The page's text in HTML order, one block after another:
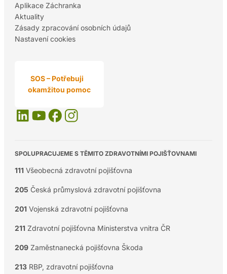
Aplikace Záchranka
Aktuality
Zásady zpracování osobních údajů
Nastavení cookies
SOS – Potřebuji
okamžitou pomoc
SPOLUPRACUJEME S TĚMITO ZDRAVOTNÍMI POJIŠŤOVNAMI
111 Všeobecná zdravotní pojišťovna
205 Česká průmyslová zdravotní pojišťovna
201 Vojenská zdravotní pojišťovna
211 Zdravotní pojišťovna Ministerstva vnitra ČR
209Zaměstnanecká pojišťovna Škoda
213RBP, zdravotní pojišťovna